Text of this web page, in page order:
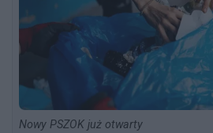
Nowy PSZOK już otwarty